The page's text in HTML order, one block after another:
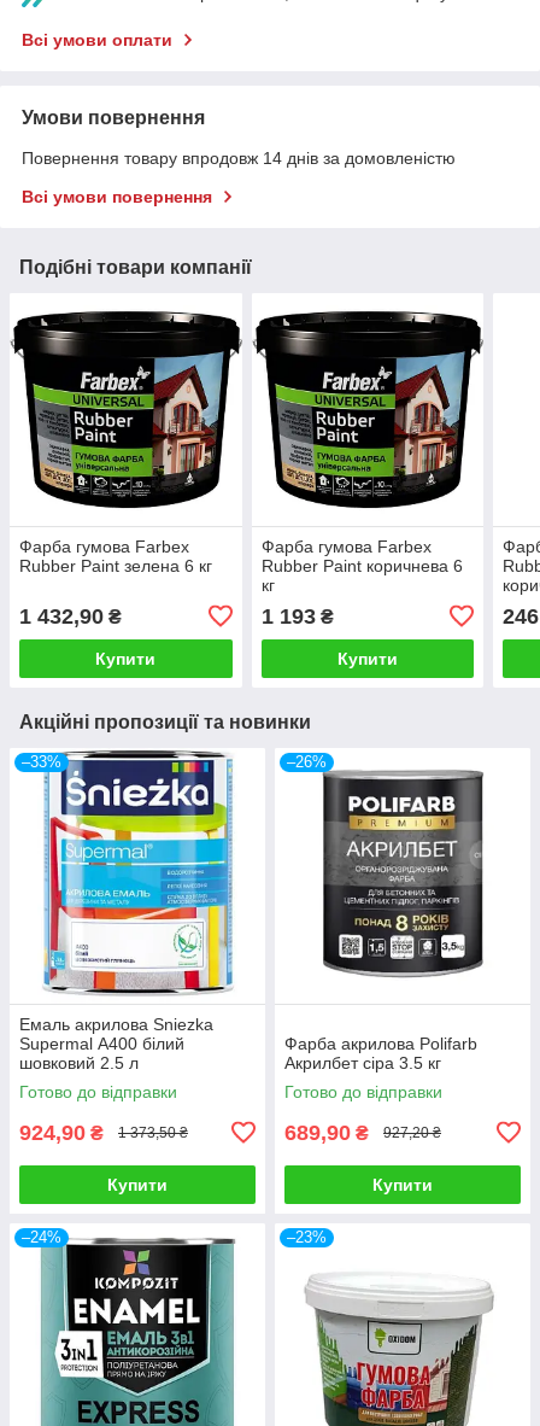
Всі умови оплати
Умови повернення
Повернення товару впродовж 14 днів за домовленістю
Всі умови повернення
Подібні товари компанії
Фарба гумова Farbex
Rubber Paint зелена 6 кг
1 432,90 ₴
Купити
Фарба гумова Farbex
Rubber Paint коричнева 6
кг
1 193₴
Купити
246
Акційні пропозиції та новинки
–33%
Емаль акрилова Sniezka
Supermal А400 білий
шовковий 2.5 л
Готово до відправки
924,90 ₴ 1 373,50 ₴
Купити
–26%
Фарба акрилова Polifarb
Акрилбет сіра 3.5 кг
Готово до відправки
689,90 ₴ 927,20 ₴
Купити
–24% –23%